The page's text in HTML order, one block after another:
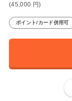
(45,000 円)
ポイント/カード併用可